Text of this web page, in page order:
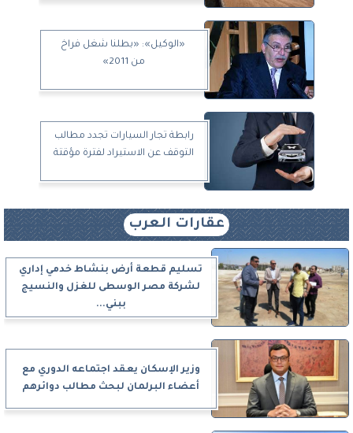
«الوكيل»: «بطلنا شغل فراخ
من 2011»
رابطة تجار السيارات تجدد مطالب
التوقف عن الاستيراد لفترة مؤقتة
عقارات العرب
تسليم قطعة أرض بنشاط خدمي إداري
لشركة مصر الوسطى للغزل والنسيج
ببني...
وزير الإسكان يعقد اجتماعه الدوري مع
أعضاء البرلمان لبحث مطالب دوائرهم